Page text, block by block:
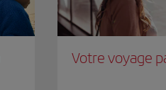
Votre voyage